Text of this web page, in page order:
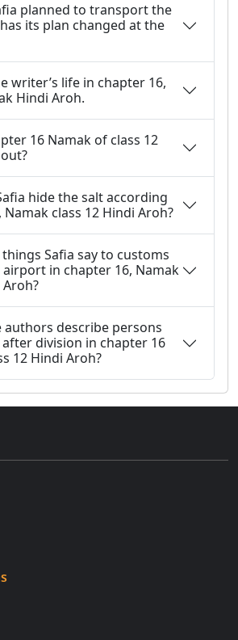
planned to transport the
its plan changed at the
writer’s life in chapter 16,
Hindi Aroh.
16 Namak of class 12
hide the salt according
class 12 Hindi Aroh?
Safia say to customs
in chapter 16, Namak
authors describe persons
division in chapter 16
12 Hindi Aroh?